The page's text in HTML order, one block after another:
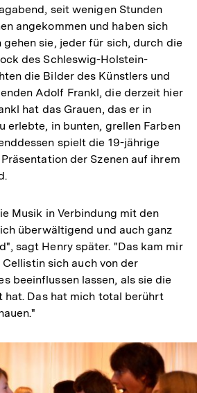
seit wenigen Stunden
angekommen und haben sich
gehen sie, jeder für sich, durch die
des Schleswig-Holstein-
die Bilder des Künstlers und
Adolf Frankl, die derzeit hier
hat das Grauen, das er in
erlebte, in bunten, grellen Farben
spielt die 19-jährige
der Szenen auf ihrem
Musik in Verbindung mit den
überwältigend und auch ganz
sagt Henry später. "Das kam mir
sich auch von der
beeinflussen lassen, als sie die
Das hat mich total berührt